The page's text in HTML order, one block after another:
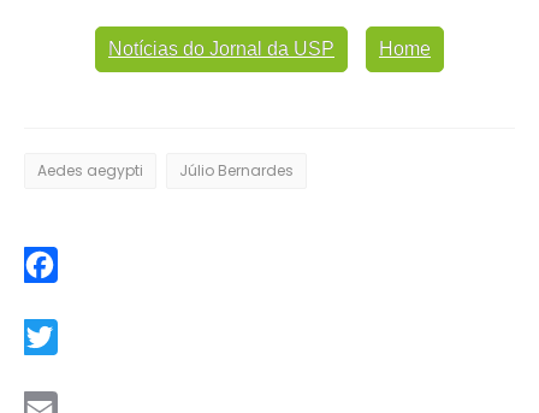
Notícias do Jornal da USP Home
Aedes aegypti Júlio Bernardes